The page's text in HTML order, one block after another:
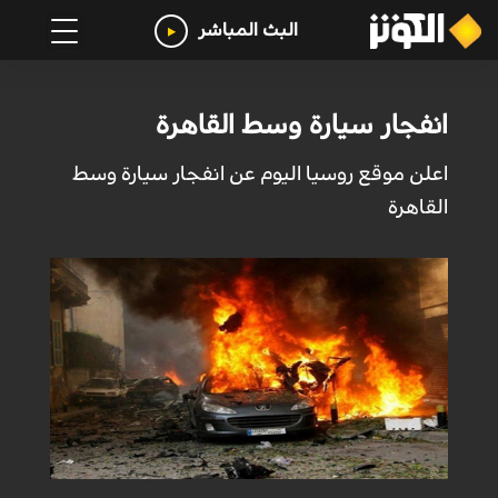
البث المباشر
انفجار سيارة وسط القاهرة
اعلن موقع روسيا اليوم عن انفجار سيارة وسط
القاهرة